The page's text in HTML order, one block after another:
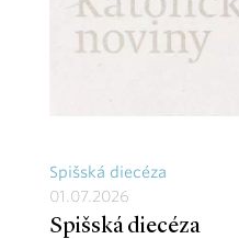
Spišská diecéza
01.07.2026
Spišská diecéza